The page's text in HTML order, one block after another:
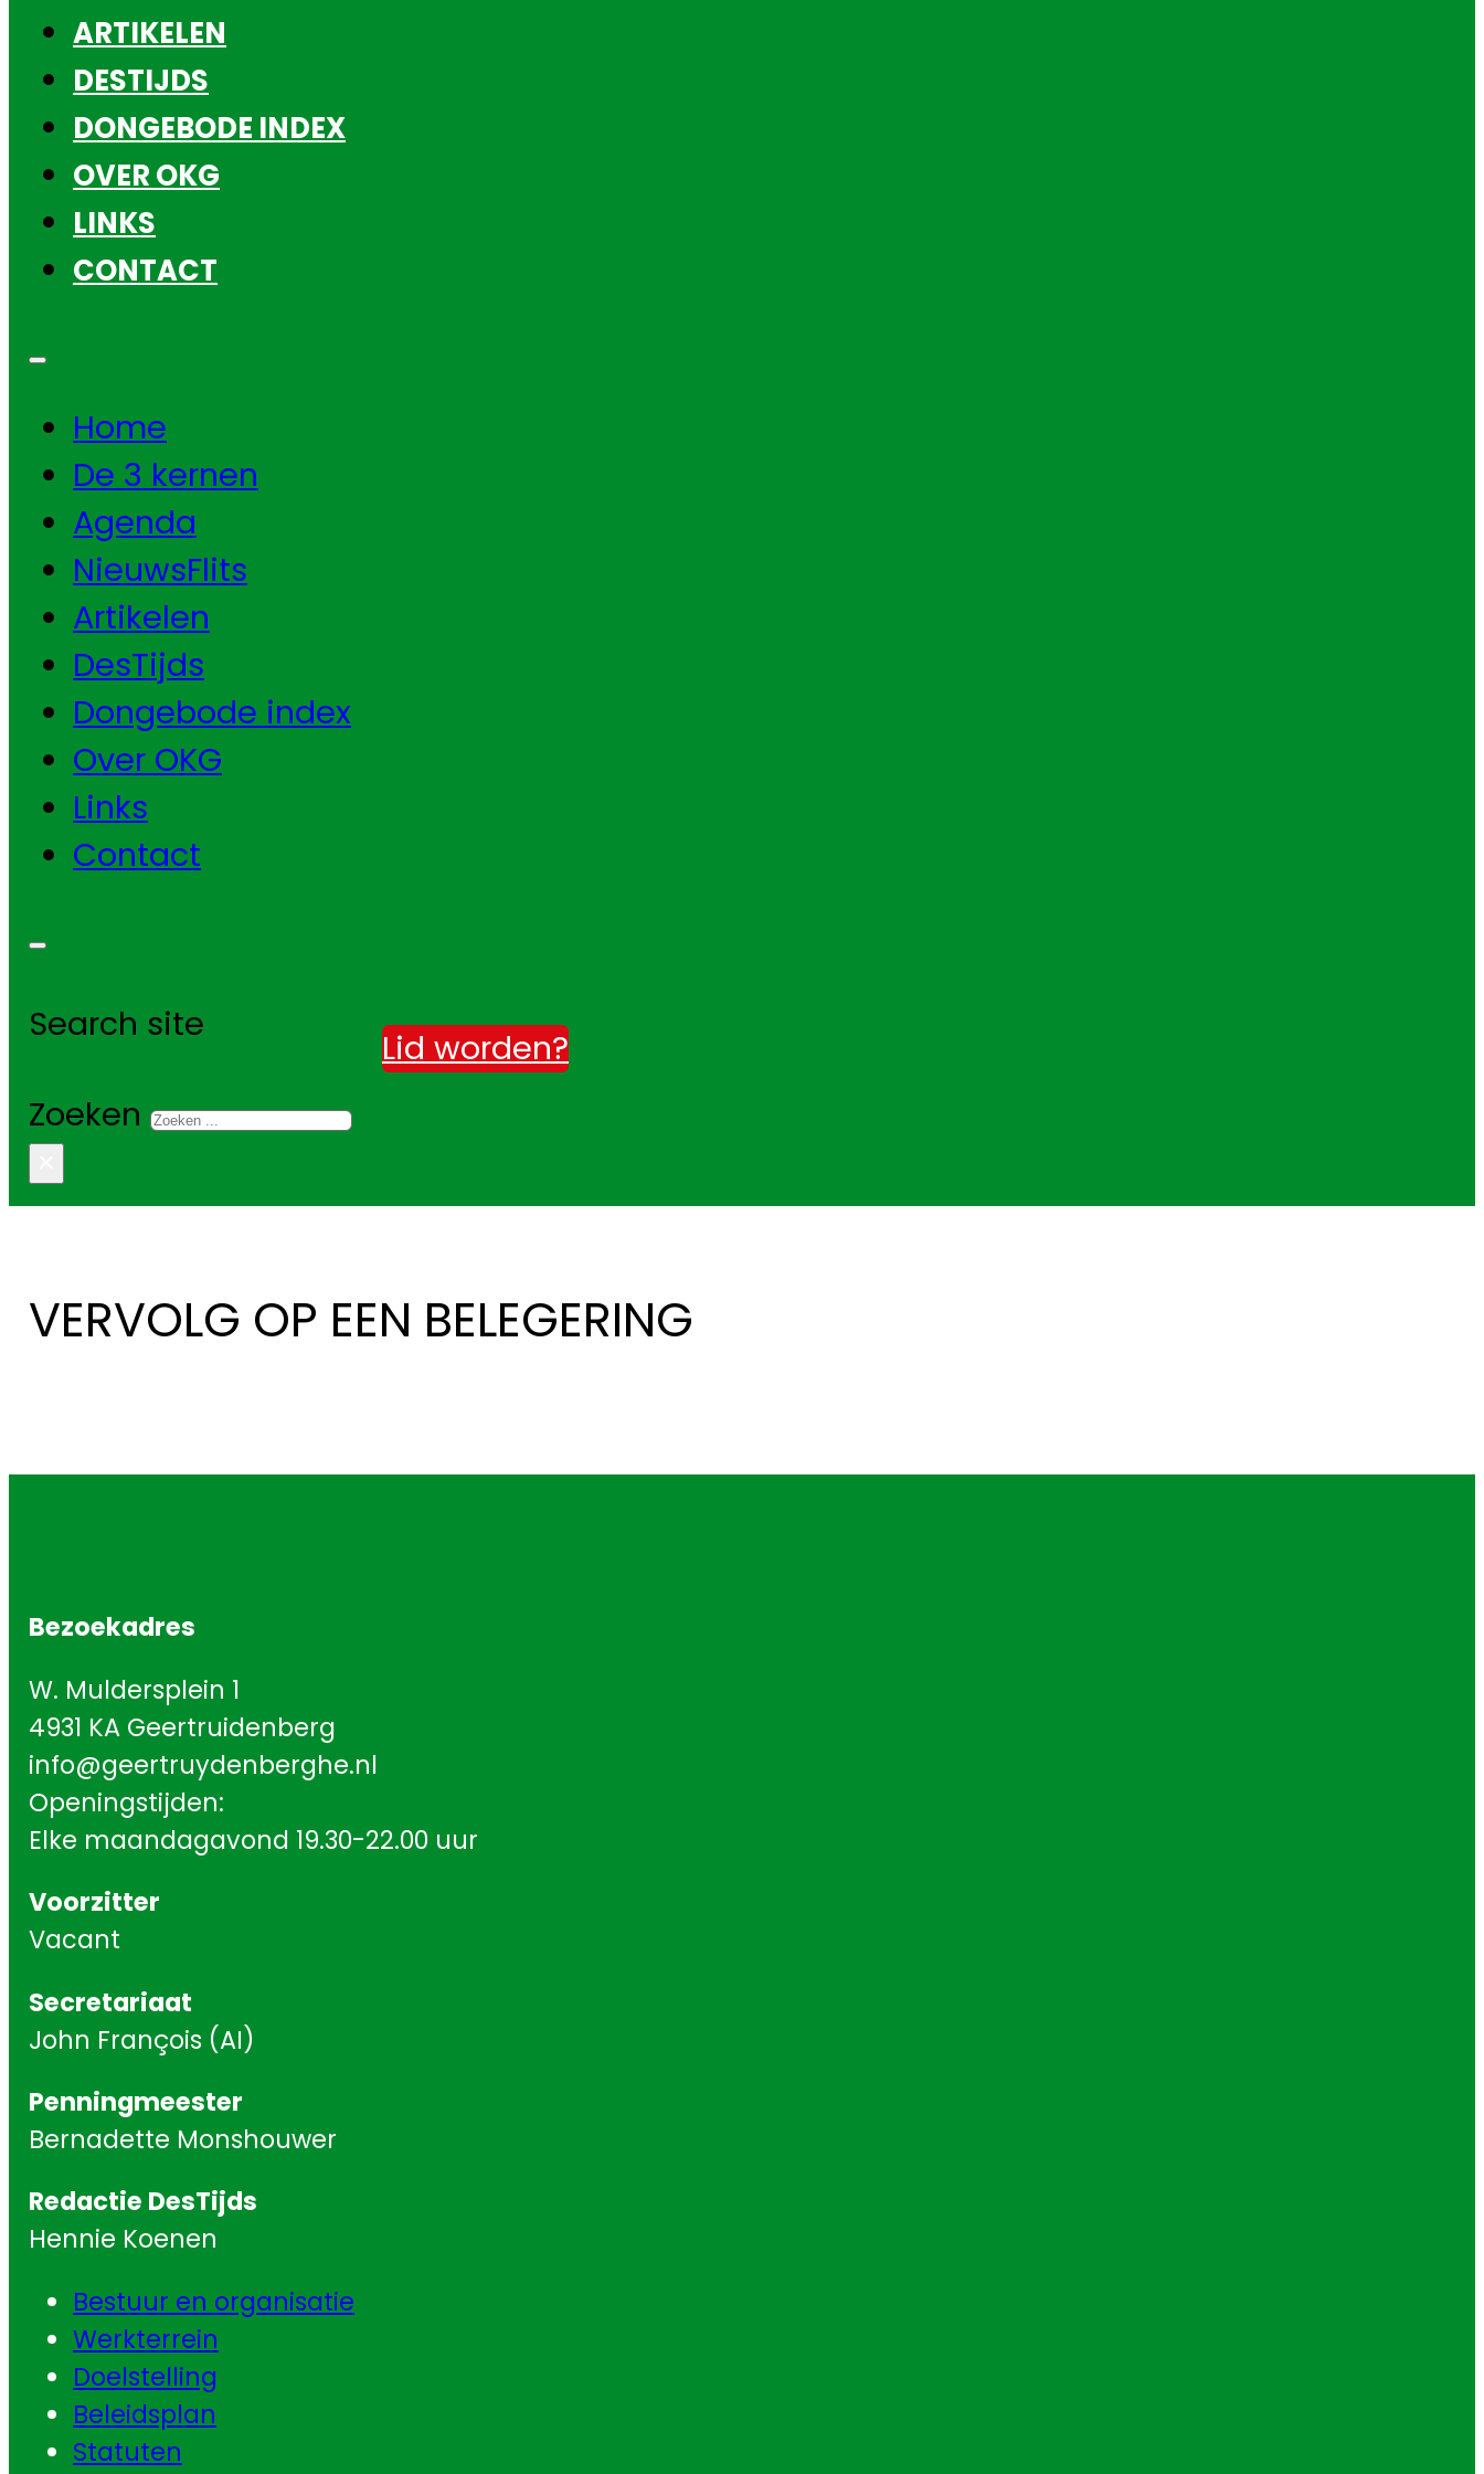
ARTIKELEN
DESTIJDS
DONGEBODE INDEX
OVER OKG
LINKS
CONTACT
Home
De 3 kernen
Agenda
NieuwsFlits
Artikelen
DesTijds
Dongebode index
Over OKG
Links
Contact
Search site
Zoeken
Lid worden?
VERVOLG OP EEN BELEGERING
Bezoekadres
W. Muldersplein 1
4931 KA Geertruidenberg
info@geertruydenberghe.nl
Openingstijden:
Elke maandagavond 19.30-22.00 uur
Voorzitter
Vacant
Secretariaat
John François (AI)
Penningmeester
Bernadette Monshouwer
Redactie DesTijds
Hennie Koenen
Bestuur en organisatie
Werkterrein
Doelstelling
Beleidsplan
Statuten